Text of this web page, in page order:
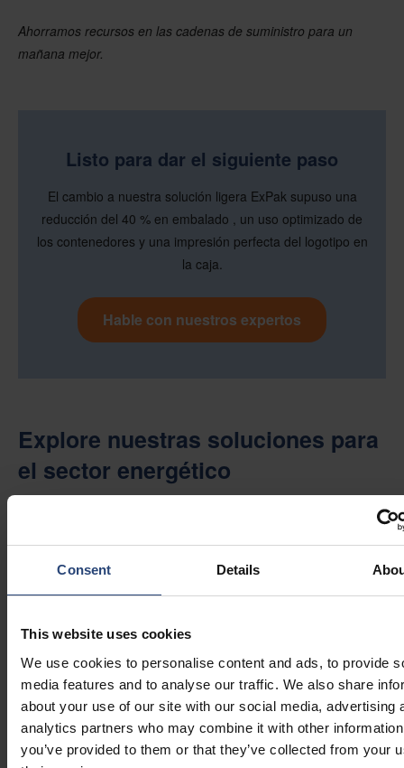
Consent Details
This website uses cookies
We use cookies to personalise content and ads, to provide
media features and to analyse our traffic. We also share
about your use of our site with our social media, advertising
analytics partners who may combine it with other
you’ve provided to them or that they’ve collected from your
Ahorramos recursos en las cadenas de suministro para un
mañana mejor.
Listo para dar el siguiente paso
El cambio a nuestra solución ligera ExPak supuso una
reducción del 40 % en embalado , un uso optimizado de
los contenedores y una impresión perfecta del logotipo en
la caja.
Hable con nuestros expertos
Explore nuestras soluciones para
el sector energético
Explore las soluciones para el sector energético
Vea nuestros servicios integrales embalaje logística diseñados
Casos relacionados con clientes
del sector sanitario
Equipos de alta tensión embalaje práctico | CratePak:
Descubra cómo nuestra soluciónCratePaktransformó la